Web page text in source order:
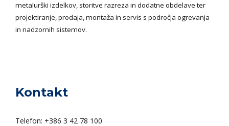
metalurški izdelkov, storitve razreza in dodatne obdelave ter
projektiranje, prodaja, montaža in servis s področja ogrevanja
in nadzornih sistemov.
Kontakt
Telefon: +386 3 42 78 100